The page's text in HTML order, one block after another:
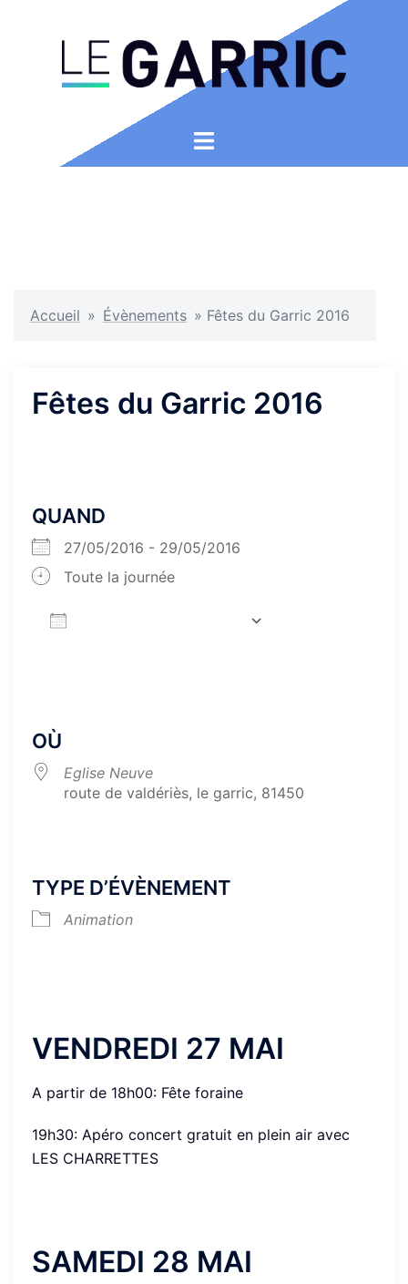
Ouvrir/fermer
Accueil » Évènements » Fêtes du Garric 2016
Fêtes du Garric 2016
QUAND
27/05/2016 - 29/05/2016
Toute la journée
OÙ
Eglise Neuve
route de valdériès, le garric, 81450
TYPE D’ÉVÈNEMENT
Animation
VENDREDI 27 MAI
A partir de 18h00: Fête foraine
19h30: Apéro concert gratuit en plein air avec
LES CHARRETTES
SAMEDI 28 MAI